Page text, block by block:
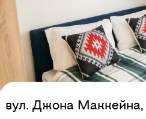
вул. Джона Маккейна,